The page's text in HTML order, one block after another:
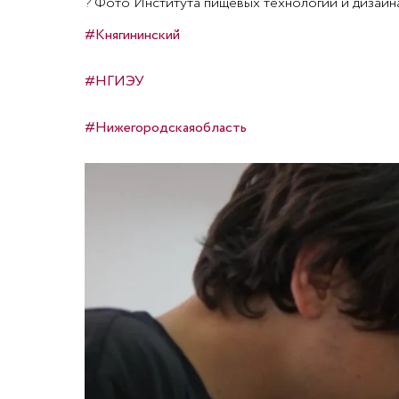
#Княгининский
#НГИЭУ
#Нижегородскаяобласть